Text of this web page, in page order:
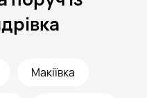
Макіївка